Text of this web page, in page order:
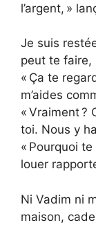
l’argent, »
Je suis
peut te faire,
« Ça te
m’aides
« Vraiment ?
toi. Nous y
« Pourquoi
louer
Ni Vadim ni
maison,